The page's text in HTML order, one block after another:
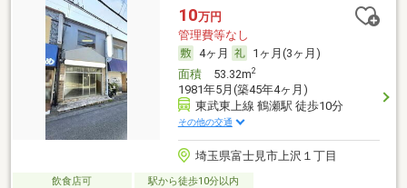
10万円
管理費等なし
4ヶ月
1ヶ月(3ヶ月)
面積53.32m2
1981年5月(築45年4ヶ月)
東武東上線 鶴瀬駅 徒歩10分
その他の交通
埼玉県富士見市上沢１丁目
飲食店可 駅から徒歩10分以内